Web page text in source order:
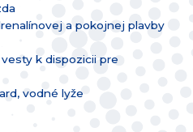
a pokojnej plavby
k dispozicii pre
vodné lyže